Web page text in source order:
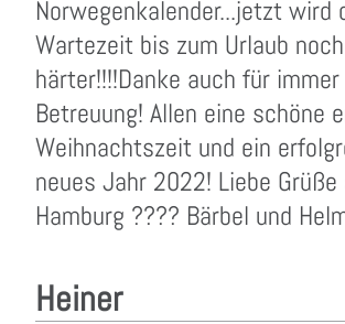
Norwegenkalender...jetzt wird
Wartezeit bis zum Urlaub noch
härter!!!!Danke auch für
Betreuung! Allen eine schöne
Weihnachtszeit und ein
neues Jahr 2022! Liebe Grüße
Hamburg ???? Bärbel und
Heiner